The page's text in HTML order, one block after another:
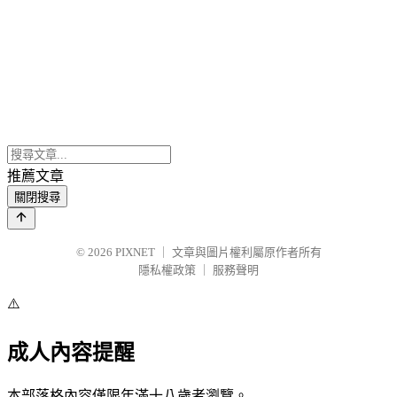
推薦文章
關閉搜尋
© 2026 PIXNET
文章與圖片權利屬原作者所有
隱私權政策
服務聲明
⚠️
成人內容提醒